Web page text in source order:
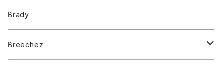
コート
バッグ
ベルト
キッズ
Tシャツ
グッズ
Brady
Breechez